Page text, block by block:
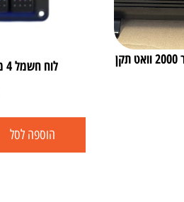
12V-220V ממיר מתח סינוס טהור 2000 וואט תקן
לוח חשמל 4 מתגים 3 חיבורים שונים
הוספה לסל